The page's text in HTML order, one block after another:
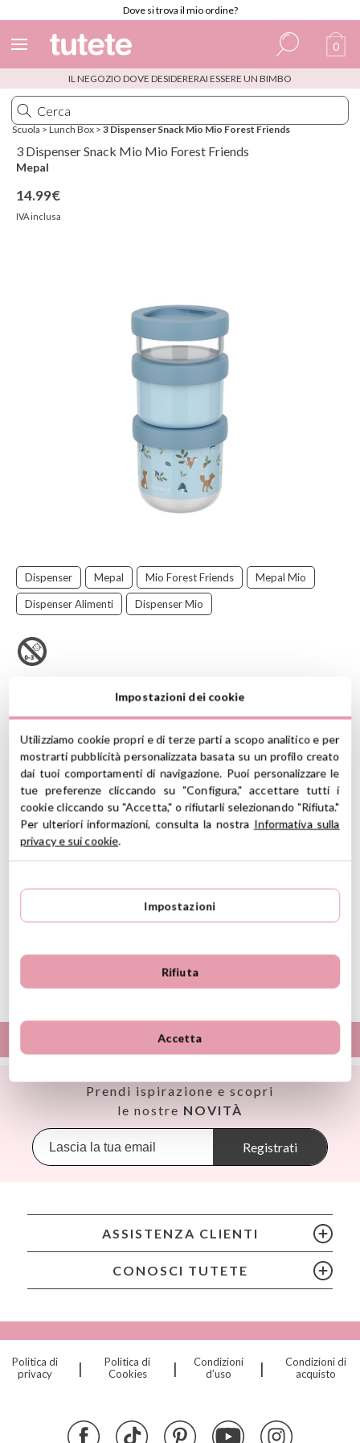
Dove si trova il mio ordine?
Spagnolo
Italiano
Inglese
0
IL NEGOZIO DOVE DESIDERERAI ESSERE UN BIMBO
Scuola > Lunch Box > 3 Dispenser Snack Mio Mio Forest Friends
3 Dispenser Snack Mio Mio Forest Friends
Mepal
14.99€
IVA inclusa
Dispenser Mepal Mio Forest Friends Mepal Mio
Dispenser Alimenti Dispenser Mio
CARATTERISTICHE
Include 3 contenitori impilabili, 3 coperchi
Materiale: PP, TPE, PETG
Capacità: 100 ml 175 ml 275 ml
Senza BPA
Adatto per frigorifero
Información sobre el fabricante y/o importador/distribuidor
dentro de la UE, que garantiza que el producto cumple con
sobre Seguridad General de Productos (GPSR).
Productos Infantiles Tutete S.L.
dpd@tutete.com
Lote: 00401,18375 - Ref: 92285
TROVA LE MIGLIORI MARCHE
Así
Banwood
BIBS
Cristina de Jos'h
Djeco
Prendi ispirazione e scopri
le nostre NOVITÀ
Registrati
ASSISTENZA CLIENTI
CONOSCI TUTETE
Politica di
privacy
|
Politica di
Cookies
|
Condizioni
d’uso
|
Condizioni di
acquisto
Impostazioni dei cookie
Utilizziamo cookie propri e di terze parti a scopo analitico e per
mostrarti pubblicità personalizzata basata su un profilo creato
dai tuoi comportamenti di navigazione. Puoi personalizzare le
tue preferenze cliccando su "Configura," accettare tutti i
cookie cliccando su "Accetta," o rifiutarli selezionando "Rifiuta."
Per ulteriori informazioni, consulta la nostra Informativa sulla
privacy e sui cookie.
Impostazioni
Rifiuta
Accetta